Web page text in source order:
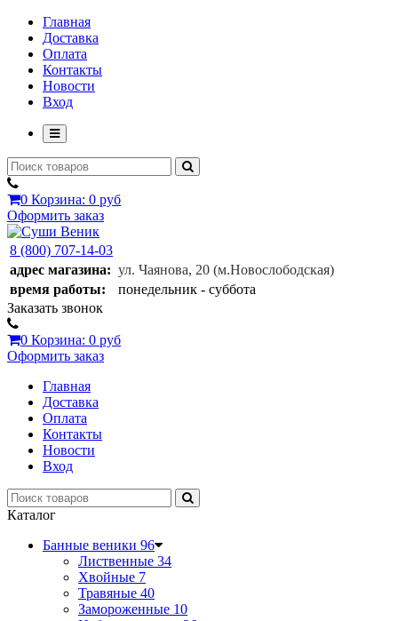
Главная
Доставка
Оплата
Контакты
Новости
Вход
0 Корзина: 0 руб
Оформить заказ
8 (800) 707-14-03
адрес магазина: ул. Чаянова, 20 (м.Новослободская)
время работы:
понедельник - суббота
Заказать звонок
0 Корзина: 0 руб
Оформить заказ
Главная
Доставка
Оплата
Контакты
Новости
Вход
Каталог
Банные веники 96
Лиственные 34
Хвойные 7
Травяные 40
Замороженные 10